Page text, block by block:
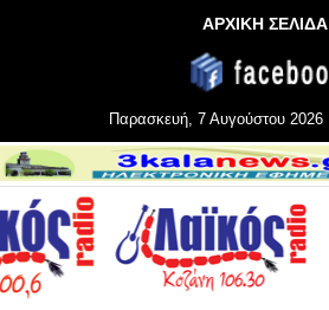
ΑΡΧΙΚΗ ΣΕΛΙΔΑ
Παρασκευή, 7 Αυγούστου 2026